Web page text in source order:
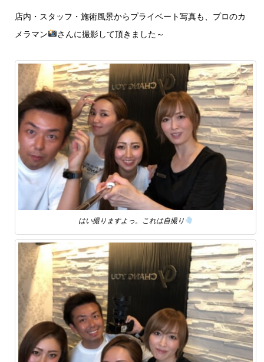
店内・スタッフ・施術風景からプライベート写真も、プロのカ
メラマン
さんに撮影して頂きました～
はい撮りますよっ。これは自撮り